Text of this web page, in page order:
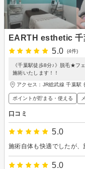
EARTH esthetic 千
5.0
(4件)
《千葉駅徒歩8分♪》脱毛★フ
施術いたします！！
アクセス：JR総武線 千葉駅
ポイントが貯まる・使える
口コミ
5.0
5.0